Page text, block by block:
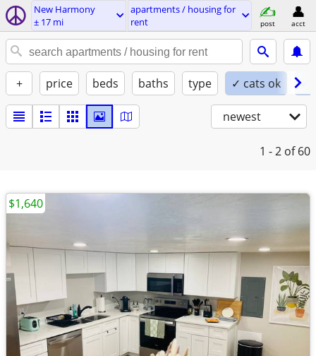
New Harmony
± 17 mi
apartments / housing for
rent
post acct
+ price beds baths type ✓ cats ok ✓
newest
1 - 2 of 60
$1,640